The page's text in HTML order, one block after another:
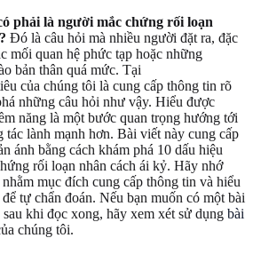
phải là người mắc chứng rối loạn
Đó là câu hỏi mà nhiều người đặt ra, đặc
mối quan hệ phức tạp hoặc những
bản thân quá mức. Tại
của chúng tôi là cung cấp thông tin rõ
những câu hỏi như vậy. Hiểu được
năng là một bước quan trọng hướng tới
lành mạnh hơn. Bài viết này cung cấp
ánh bằng cách khám phá 10 dấu hiệu
rối loạn nhân cách ái kỷ. Hãy nhớ
mục đích cung cấp thông tin và hiểu
tự chẩn đoán. Nếu bạn muốn có một bài
khi đọc xong, hãy xem xét sử dụng bài
chúng tôi.